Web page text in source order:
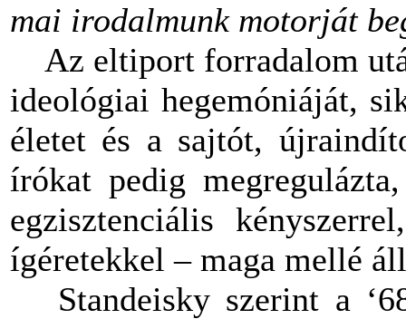
mai irodalmunk motorját
Az eltiport forradalom
ideológiai hegemóniáját,
életet és a sajtót,
írókat pedig
egzisztenciális
ígéretekkel – maga mellé
Standeisky szerint a